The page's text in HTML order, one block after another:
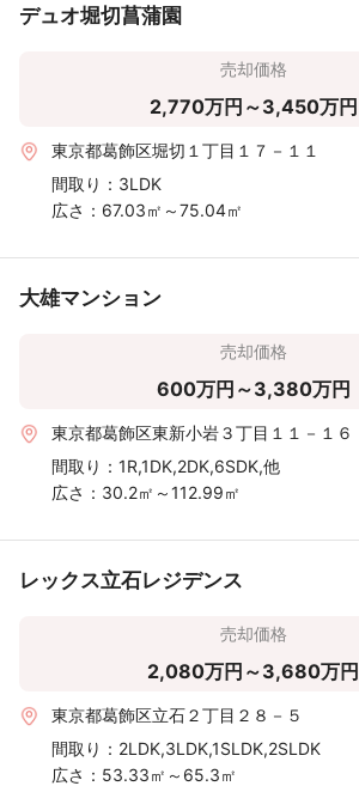
デュオ堀切菖蒲園
売却価格
2,770万円～3,450万円
東京都葛飾区堀切１丁目１７－１１
間取り： 3LDK
広さ： 67.03㎡～75.04㎡
大雄マンション
売却価格
600万円～3,380万円
東京都葛飾区東新小岩３丁目１１－１６
間取り： 1R,1DK,2DK,6SDK,他
広さ： 30.2㎡～112.99㎡
レックス立石レジデンス
売却価格
2,080万円～3,680万円
東京都葛飾区立石２丁目２８－５
間取り： 2LDK,3LDK,1SLDK,2SLDK
広さ： 53.33㎡～65.3㎡